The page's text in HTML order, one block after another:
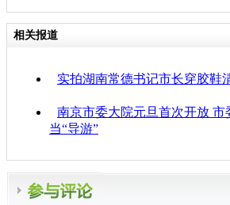
相关报道
实拍湖南常德书记市长穿胶鞋
南京市委大院元旦首次开放 市
当“导游”